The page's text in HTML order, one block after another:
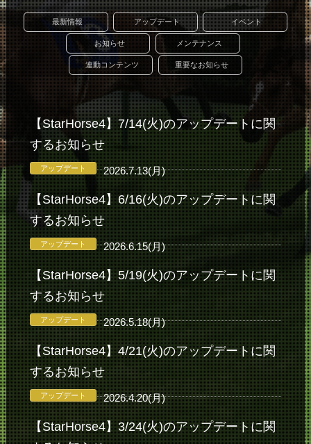
最新情報 アップデート イベント
お知らせ メンテナンス
連動コンテンツ 重要なお知らせ
【StarHorse4】7/14(火)のアップデートに関
するお知らせ
アップデート 2026.7.13(月)
【StarHorse4】6/16(火)のアップデートに関
するお知らせ
アップデート 2026.6.15(月)
【StarHorse4】5/19(火)のアップデートに関
するお知らせ
アップデート 2026.5.18(月)
【StarHorse4】4/21(火)のアップデートに関
するお知らせ
アップデート 2026.4.20(月)
【StarHorse4】3/24(火)のアップデートに関